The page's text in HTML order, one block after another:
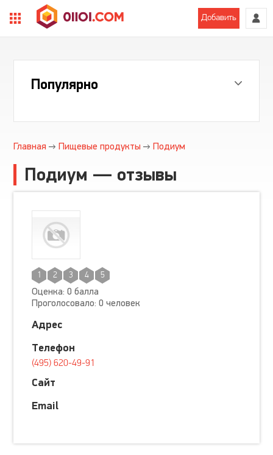
Добавить
Популярно
Главная Пищевые продукты Подиум
Подиум — отзывы
1 2 3 4 5
Оценка: 0 балла
Проголосовало: 0 человек
Адрес
Телефон
(495) 620-49-91
Сайт
Email